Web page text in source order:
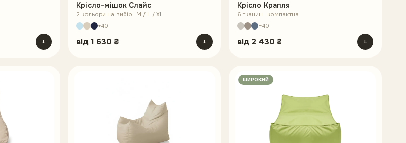
+
Крісло-мішок Слайс
2 кольори на вибір · M / L / XL
+40
від 1 630 ₴ +
Крісло Крапля
6 тканин · компактна
+40
від 2 430 ₴ +
ШИРОКИЙ